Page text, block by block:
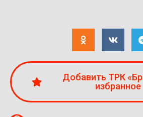
Добавить ТРК
избранное